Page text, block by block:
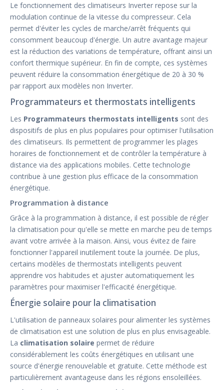
Le fonctionnement des climatiseurs Inverter repose sur la
modulation continue de la vitesse du compresseur. Cela
permet d'éviter les cycles de marche/arrêt fréquents qui
consomment beaucoup d'énergie. Un autre avantage majeur
est la réduction des variations de température, offrant ainsi un
confort thermique supérieur. En fin de compte, ces systèmes
peuvent réduire la consommation énergétique de 20 à 30 %
par rapport aux modèles non Inverter.
Programmateurs et thermostats intelligents
Les Programmateurs thermostats intelligents sont des
dispositifs de plus en plus populaires pour optimiser l'utilisation
des climatiseurs. Ils permettent de programmer les plages
horaires de fonctionnement et de contrôler la température à
distance via des applications mobiles. Cette technologie
contribue à une gestion plus efficace de la consommation
énergétique.
Programmation à distance
Grâce à la programmation à distance, il est possible de régler
la climatisation pour qu'elle se mette en marche peu de temps
avant votre arrivée à la maison. Ainsi, vous évitez de faire
fonctionner l'appareil inutilement toute la journée. De plus,
certains modèles de thermostats intelligents peuvent
apprendre vos habitudes et ajuster automatiquement les
paramètres pour maximiser l'efficacité énergétique.
Énergie solaire pour la climatisation
L'utilisation de panneaux solaires pour alimenter les systèmes
de climatisation est une solution de plus en plus envisageable.
La climatisation solaire permet de réduire
considérablement les coûts énergétiques en utilisant une
source d'énergie renouvelable et gratuite. Cette méthode est
particulièrement avantageuse dans les régions ensoleillées.